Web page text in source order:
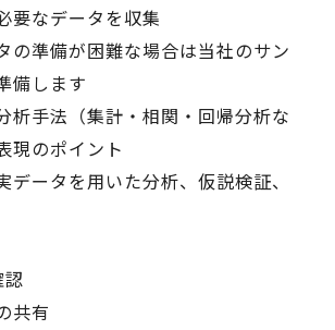
要なデータを収集
準備が困難な場合は当社のサン
備します
析手法（集計・相関・回帰分析な
現のポイント
ータを用いた分析、仮説検証、
共有